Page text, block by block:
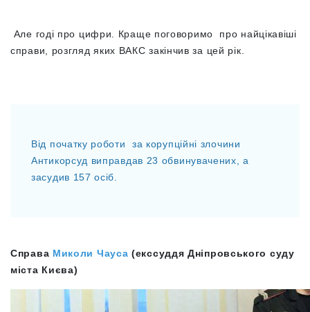
Але годі про цифри. Краще поговоримо про найцікавіші
справи, розгляд яких ВАКС закінчив за цей рік.
Від початку роботи за корупційні злочини
Антикорсуд виправдав 23 обвинувачених, а
засудив 157 осіб.
Справа Миколи Чауса (екссуддя Дніпровського суду
міста Києва)